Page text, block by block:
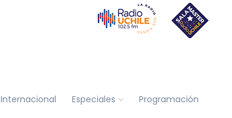
Internacional Especiales Programación